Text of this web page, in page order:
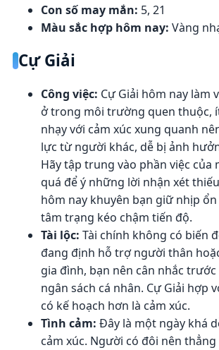
Con số may mắn: 5, 21
Màu sắc hợp hôm nay: Vàng
Cự Giải
Công việc: Cự Giải hôm nay làm
ở trong môi trường quen thuộc,
nhạy với cảm xúc xung quanh
lực từ người khác, dễ bị ảnh
Hãy tập trung vào phần việc của
quá để ý những lời nhận xét
hôm nay khuyên bạn giữ nhịp
tâm trạng kéo chậm tiến độ.
Tài lộc: Tài chính không có biến
đang định hỗ trợ người thân
gia đình, bạn nên cân nhắc
ngân sách cá nhân. Cự Giải hợp
có kế hoạch hơn là cảm xúc.
Tình cảm: Đây là một ngày khá
cảm xúc. Người có đôi nên